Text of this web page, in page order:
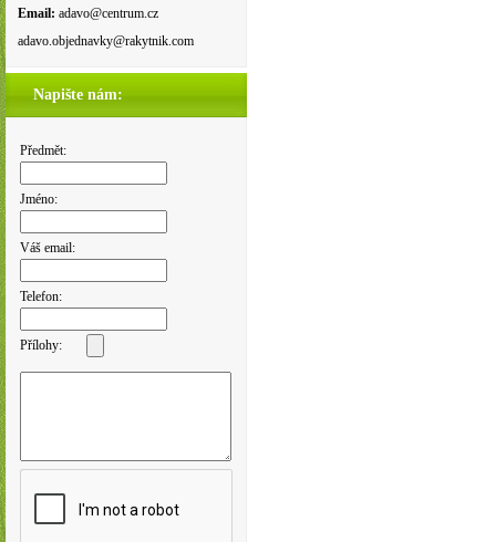
Email: adavo@centrum.cz
adavo.objednavky@rakytnik.com
Napište nám:
Předmět:
Jméno:
Váš email:
Telefon:
Přílohy: